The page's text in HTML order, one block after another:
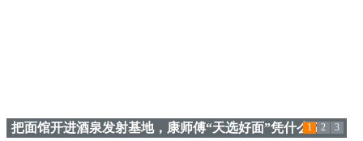
把面馆开进酒泉发射基地，康师傅“天选好面”凭什么？
1 2 3